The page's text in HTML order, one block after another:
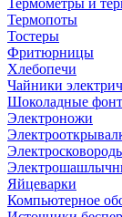
Термометры и
Термопоты
Тостеры
Фритюрницы
Хлебопечи
Чайники
Шоколадные
Электроножи
Яйцеварки
Компьютерное